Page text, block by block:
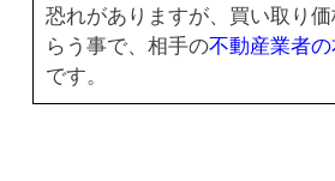
恐れがありますが、買い取り
らう事で、相手の不動産業者
です。